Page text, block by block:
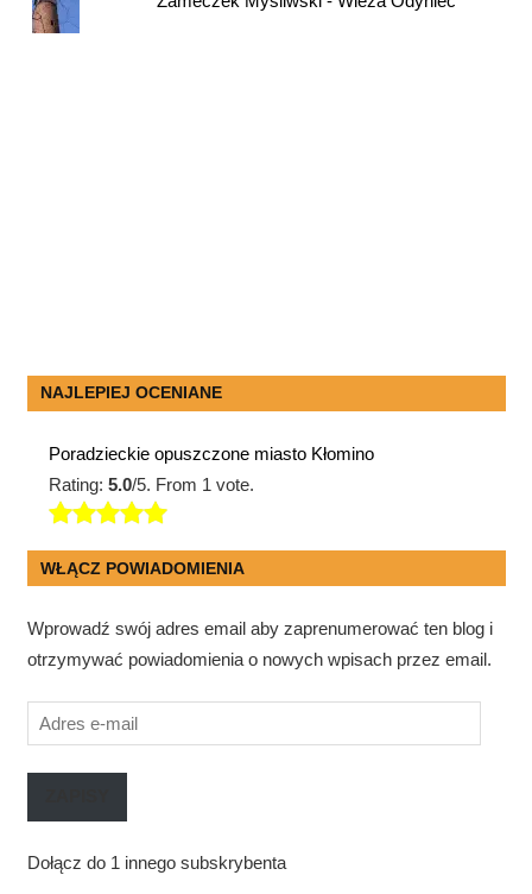
NAJLEPIEJ OCENIANE
Poradzieckie opuszczone miasto Kłomino
Rating:5.0/5. From 1 vote.
WŁĄCZ POWIADOMIENIA
Wprowadź swój adres email aby zaprenumerować ten blog i
otrzymywać powiadomienia o nowych wpisach przez email.
Adres
e-
mail
Dołącz do 1 innego subskrybenta